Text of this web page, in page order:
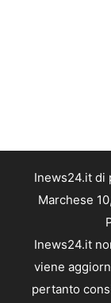
Inews24.it di
Marchese
Inews24.it
viene
pertanto